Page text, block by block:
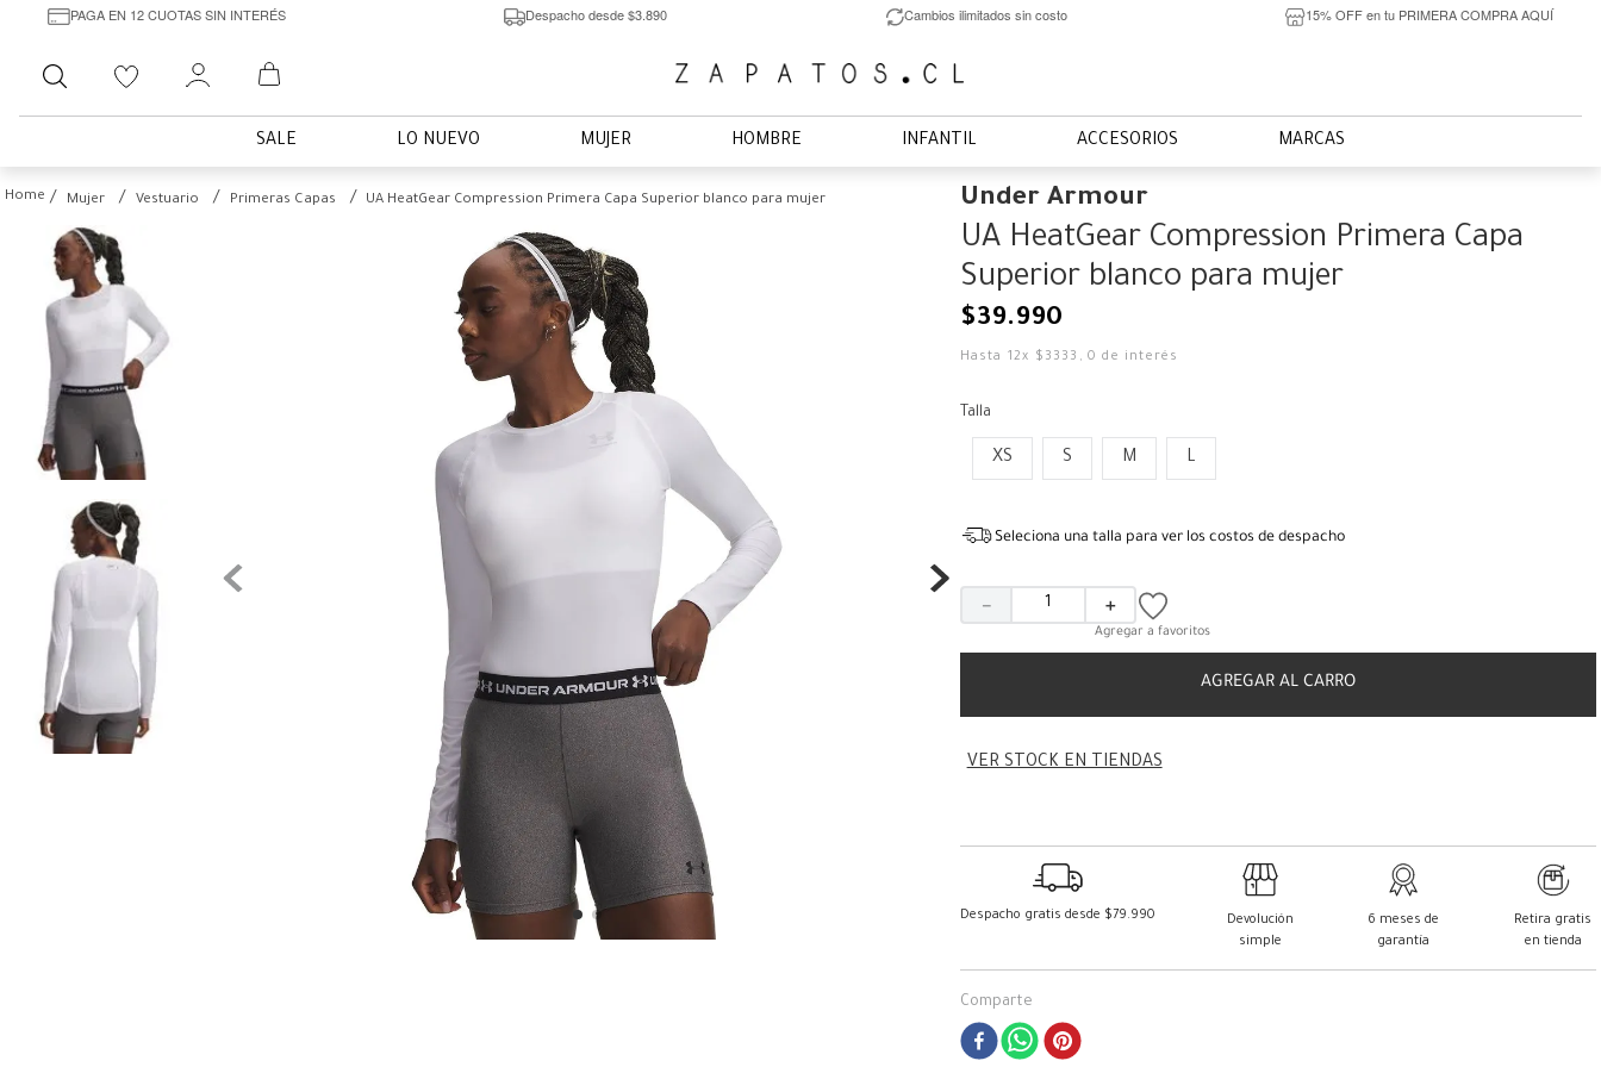
PAGA EN 12 CUOTAS SIN INTERÉS Despacho desde $3.890 Cambios ilimitados sin costo 15% OFF en tu PRIMERA COMPRA AQUÍ
Buscar
SALE LO NUEVO MUJER HOMBRE INFANTIL ACCESORIOS MARCAS
Mujer Vestuario Primeras Capas UA HeatGear Compression Primera Capa Superior blanco para mujer Under Armour
UA HeatGear Compression Primera Capa
Superior blanco para mujer
$39.990
Hasta 12x $ 3333 ,0 de interés
Talla
XS S M L
Seleciona una talla para ver los costos de despacho
＋
－
AGREGAR AL CARRO
VER STOCK EN TIENDAS
Despacho gratis desde $79.990
Devolución
simple
6 meses de
garantía
Retira gratis
en tienda
Comparte